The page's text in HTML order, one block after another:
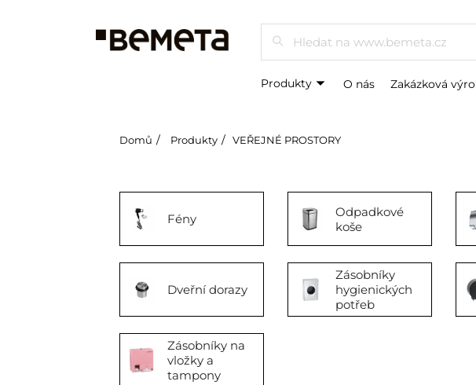
Hledat
Produkty O nás Zakázková
Domů Produkty VEŘEJNÉ PROSTORY
Fény
Odpadkové
koše
Dveřní dorazy
Zásobníky
hygienických
potřeb
Zásobníky na
vložky a
tampony